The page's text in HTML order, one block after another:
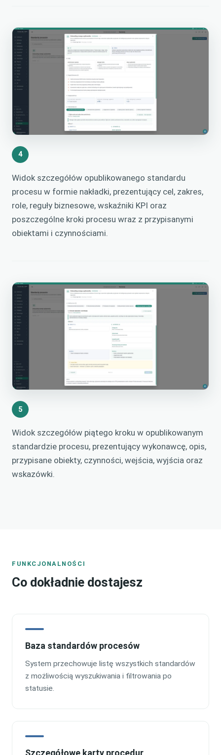
4
Widok szczegółów opublikowanego standardu
procesu w formie nakładki, prezentujący cel, zakres,
role, reguły biznesowe, wskaźniki KPI oraz
poszczególne kroki procesu wraz z przypisanymi
obiektami i czynnościami.
5
Widok szczegółów piątego kroku w opublikowanym
standardzie procesu, prezentujący wykonawcę, opis,
przypisane obiekty, czynności, wejścia, wyjścia oraz
wskazówki.
FUNKCJONALNOŚCI
Co dokładnie dostajesz
Baza standardów procesów
System przechowuje listę wszystkich standardów
z możliwością wyszukiwania i filtrowania po
statusie.
Szczegółowe karty procedur